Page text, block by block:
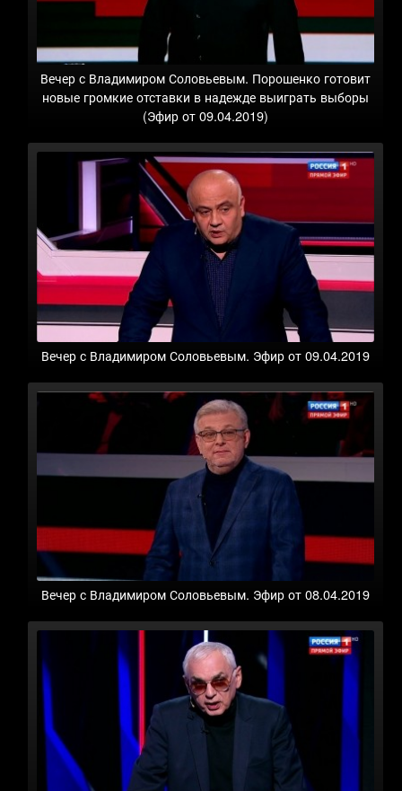
Вечер с Владимиром Соловьевым. Порошенко готовит
новые громкие отставки в надежде выиграть выборы
(Эфир от 09.04.2019)
Вечер с Владимиром Соловьевым. Эфир от 09.04.2019
Вечер с Владимиром Соловьевым. Эфир от 08.04.2019